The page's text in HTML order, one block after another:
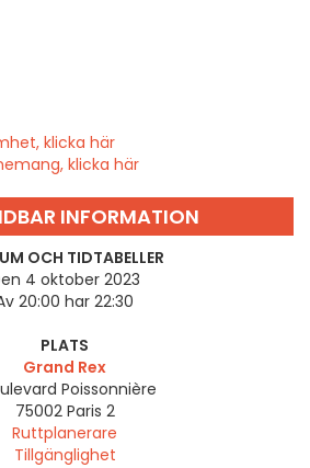
klicka här
klicka här
INFORMATION
OCH TIDTABELLER
4 oktober 2023
20:00 har 22:30
PLATS
Grand Rex
Poissonnière
75002 Paris 2
Ruttplanerare
Tillgänglighet